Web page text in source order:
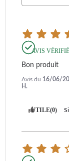
AVIS VÉRIFIÉ
Bon produit
Avis du 16/06/
H.
UTILE(0)